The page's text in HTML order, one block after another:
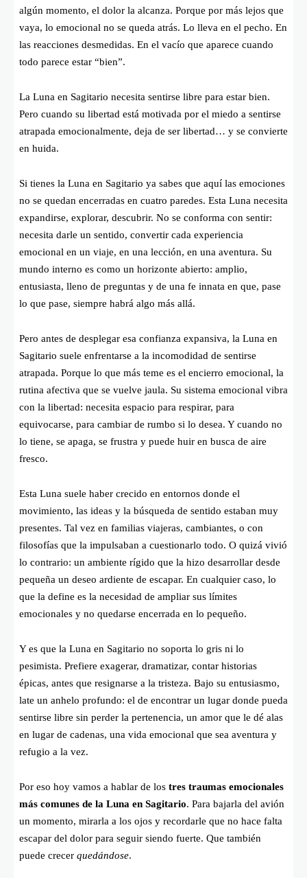
algún momento, el dolor la alcanza. Porque por más lejos que
vaya, lo emocional no se queda atrás. Lo lleva en el pecho. En
las reacciones desmedidas. En el vacío que aparece cuando
todo parece estar “bien”.
La Luna en Sagitario necesita sentirse libre para estar bien.
Pero cuando su libertad está motivada por el miedo a sentirse
atrapada emocionalmente, deja de ser libertad… y se convierte
en huida.
Si tienes la Luna en Sagitario ya sabes que aquí las emociones
no se quedan encerradas en cuatro paredes. Esta Luna necesita
expandirse, explorar, descubrir. No se conforma con sentir:
necesita darle un sentido, convertir cada experiencia
emocional en un viaje, en una lección, en una aventura. Su
mundo interno es como un horizonte abierto: amplio,
entusiasta, lleno de preguntas y de una fe innata en que, pase
lo que pase, siempre habrá algo más allá.
Pero antes de desplegar esa confianza expansiva, la Luna en
Sagitario suele enfrentarse a la incomodidad de sentirse
atrapada. Porque lo que más teme es el encierro emocional, la
rutina afectiva que se vuelve jaula. Su sistema emocional vibra
con la libertad: necesita espacio para respirar, para
equivocarse, para cambiar de rumbo si lo desea. Y cuando no
lo tiene, se apaga, se frustra y puede huir en busca de aire
fresco.
Esta Luna suele haber crecido en entornos donde el
movimiento, las ideas y la búsqueda de sentido estaban muy
presentes. Tal vez en familias viajeras, cambiantes, o con
filosofías que la impulsaban a cuestionarlo todo. O quizá vivió
lo contrario: un ambiente rígido que la hizo desarrollar desde
pequeña un deseo ardiente de escapar. En cualquier caso, lo
que la define es la necesidad de ampliar sus límites
emocionales y no quedarse encerrada en lo pequeño.
Y es que la Luna en Sagitario no soporta lo gris ni lo
pesimista. Prefiere exagerar, dramatizar, contar historias
épicas, antes que resignarse a la tristeza. Bajo su entusiasmo,
late un anhelo profundo: el de encontrar un lugar donde pueda
sentirse libre sin perder la pertenencia, un amor que le dé alas
en lugar de cadenas, una vida emocional que sea aventura y
refugio a la vez.
Por eso hoy vamos a hablar de los tres traumas emocionales
más comunes de la Luna en Sagitario. Para bajarla del avión
un momento, mirarla a los ojos y recordarle que no hace falta
escapar del dolor para seguir siendo fuerte. Que también
puede crecer quedándose.